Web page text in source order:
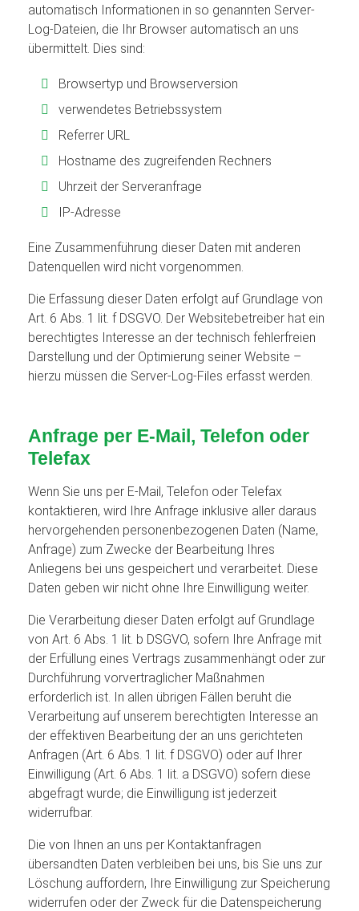
automatisch Informationen in so genannten Server-
Log-Dateien, die Ihr Browser automatisch an uns
übermittelt. Dies sind:
Browsertyp und Browserversion
verwendetes Betriebssystem
Referrer URL
Hostname des zugreifenden Rechners
Uhrzeit der Serveranfrage
IP-Adresse
Eine Zusammenführung dieser Daten mit anderen
Datenquellen wird nicht vorgenommen.
Die Erfassung dieser Daten erfolgt auf Grundlage von
Art. 6 Abs. 1 lit. f DSGVO. Der Websitebetreiber hat ein
berechtigtes Interesse an der technisch fehlerfreien
Darstellung und der Optimierung seiner Website –
hierzu müssen die Server-Log-Files erfasst werden.
Anfrage per E-Mail, Telefon oder
Telefax
Wenn Sie uns per E-Mail, Telefon oder Telefax
kontaktieren, wird Ihre Anfrage inklusive aller daraus
hervorgehenden personenbezogenen Daten (Name,
Anfrage) zum Zwecke der Bearbeitung Ihres
Anliegens bei uns gespeichert und verarbeitet. Diese
Daten geben wir nicht ohne Ihre Einwilligung weiter.
Die Verarbeitung dieser Daten erfolgt auf Grundlage
von Art. 6 Abs. 1 lit. b DSGVO, sofern Ihre Anfrage mit
der Erfüllung eines Vertrags zusammenhängt oder zur
Durchführung vorvertraglicher Maßnahmen
erforderlich ist. In allen übrigen Fällen beruht die
Verarbeitung auf unserem berechtigten Interesse an
der effektiven Bearbeitung der an uns gerichteten
Anfragen (Art. 6 Abs. 1 lit. f DSGVO) oder auf Ihrer
Einwilligung (Art. 6 Abs. 1 lit. a DSGVO) sofern diese
abgefragt wurde; die Einwilligung ist jederzeit
widerrufbar.
Die von Ihnen an uns per Kontaktanfragen
übersandten Daten verbleiben bei uns, bis Sie uns zur
Löschung auffordern, Ihre Einwilligung zur Speicherung
widerrufen oder der Zweck für die Datenspeicherung